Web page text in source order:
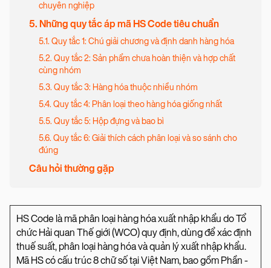
chuyên nghiệp
5. Những quy tắc áp mã HS Code tiêu chuẩn
5.1. Quy tắc 1: Chú giải chương và định danh hàng hóa
5.2. Quy tắc 2: Sản phẩm chưa hoàn thiện và hợp chất
cùng nhóm
5.3. Quy tắc 3: Hàng hóa thuộc nhiều nhóm
5.4. Quy tắc 4: Phân loại theo hàng hóa giống nhất
5.5. Quy tắc 5: Hộp đựng và bao bì
5.6. Quy tắc 6: Giải thích cách phân loại và so sánh cho
đúng
Câu hỏi thường gặp
HS Code là mã phân loại hàng hóa xuất nhập khẩu do Tổ
chức Hải quan Thế giới (WCO) quy định, dùng để xác định
thuế suất, phân loại hàng hóa và quản lý xuất nhập khẩu.
Mã HS có cấu trúc 8 chữ số tại Việt Nam, bao gồm Phần -